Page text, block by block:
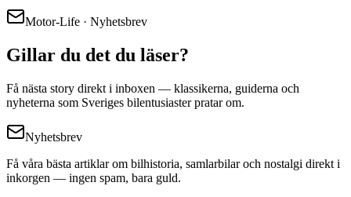
Motor-Life · Nyhetsbrev
Gillar du det du läser?
Få nästa story direkt i inboxen — klassikerna, guiderna och
nyheterna som Sveriges bilentusiaster pratar om.
Nyhetsbrev
Få våra bästa artiklar om bilhistoria, samlarbilar och nostalgi direkt i
inkorgen — ingen spam, bara guld.